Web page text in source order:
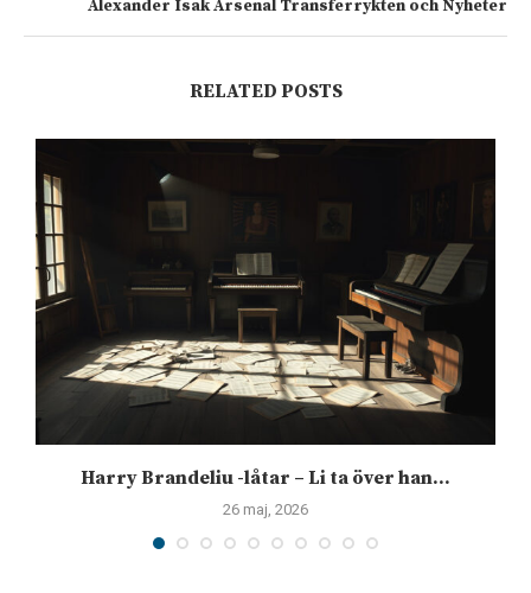
Alexander Isak Arsenal Transferrykten och Nyheter
RELATED POSTS
Harry Brandeliu -låtar – Li ta över han...
26 maj, 2026